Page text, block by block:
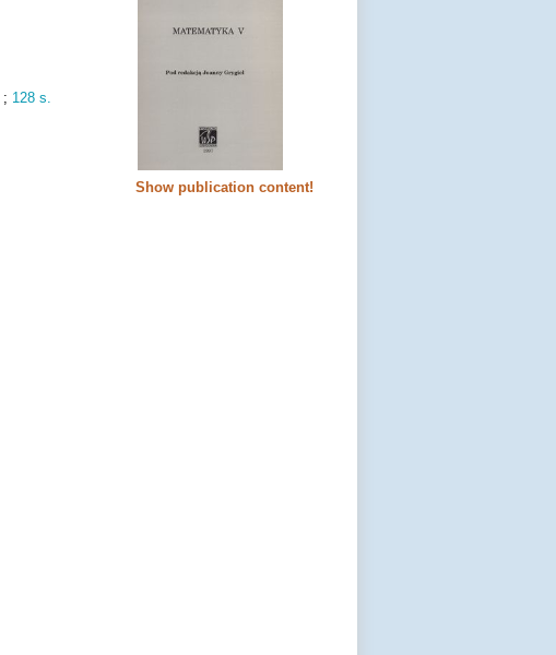
Show publication content!
; 128 s.